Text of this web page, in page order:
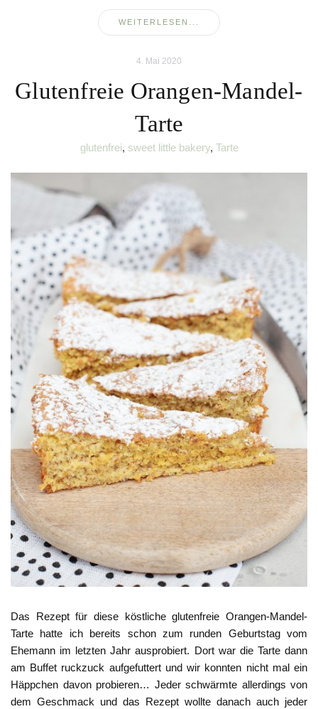
WEITERLESEN...
4. Mai 2020
Glutenfreie Orangen-Mandel-
Tarte
glutenfrei, sweet little bakery, Tarte
Das Rezept für diese köstliche glutenfreie Orangen-Mandel-
Tarte hatte ich bereits schon zum runden Geburtstag vom
Ehemann im letzten Jahr ausprobiert. Dort war die Tarte dann
am Buffet ruckzuck aufgefuttert und wir konnten nicht mal ein
Häppchen davon probieren… Jeder schwärmte allerdings von
dem Geschmack und das Rezept wollte danach auch jeder